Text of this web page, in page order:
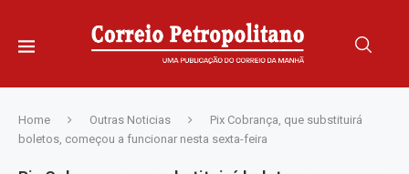
Home Outras Noticias
Pix Cobrança, que substituirá
boletos, começou a funcionar nesta sexta-feira